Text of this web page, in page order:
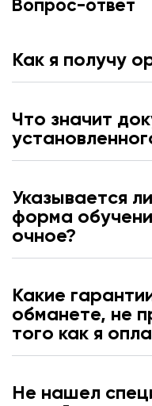
Вопрос-ответ
Как я получу
Что значит
Указывается
форма
очное?
Какие
обманете, не
того как я
Не нашел